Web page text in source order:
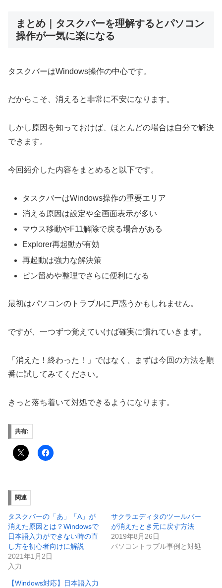
まとめ｜タスクバーを理解するとパソコン
操作が一気に楽になる
タスクバーはWindows操作の中心です。
だからこそ、消えると非常に不安になります。
しかし原因を知っておけば、ほとんどの場合は自分で解決
できます。
今回紹介した内容をまとめると以下です。
タスクバーはWindows操作の重要エリア
消える原因は設定や全画面表示が多い
マウス移動やF11解除で戻る場合がある
Explorer再起動が有効
再起動は強力な解決策
ピン留めや整理でさらに便利になる
最初はパソコンのトラブルに戸惑うかもしれません。
ですが、一つずつ覚えていけば確実に慣れていきます。
「消えた！終わった！」ではなく、まずは今回の方法を順
番に試してみてください。
きっと落ち着いて対処できるようになります。
共有:
関連
タスクバーの「あ」「A」が
消えた原因とは？Windowsで
日本語入力ができない時の直
し方を初心者向けに解説
2021年1月2日
入力
サクラエディタのツールバー
が消えたとき元に戻す方法
2019年8月26日
パソコントラブル事例と対処
【Windows対応】日本語入力